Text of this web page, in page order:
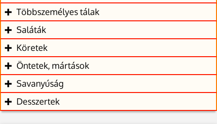
Többszemélyes tálak
Saláták
Köretek
Öntetek, mártások
Savanyúság
Desszertek